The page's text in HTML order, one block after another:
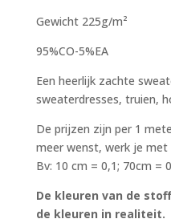
Gewicht 225g/m²
95%CO-5%EA
Een heerlijk zachte
sweaterdresses, truien,
De prijzen zijn per 1
meer wenst, werk je
Bv: 10 cm = 0,1; 70cm =
De kleuren van de
de kleuren in realiteit.